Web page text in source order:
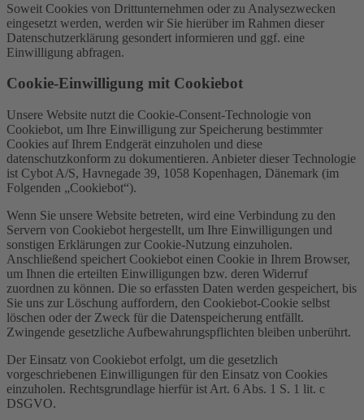
Soweit Cookies von Drittunternehmen oder zu Analysezwecken
eingesetzt werden, werden wir Sie hierüber im Rahmen dieser
Datenschutzerklärung gesondert informieren und ggf. eine
Einwilligung abfragen.
Cookie-Einwilligung mit Cookiebot
Unsere Website nutzt die Cookie-Consent-Technologie von
Cookiebot, um Ihre Einwilligung zur Speicherung bestimmter
Cookies auf Ihrem Endgerät einzuholen und diese
datenschutzkonform zu dokumentieren. Anbieter dieser Technologie
ist Cybot A/S, Havnegade 39, 1058 Kopenhagen, Dänemark (im
Folgenden „Cookiebot“).
Wenn Sie unsere Website betreten, wird eine Verbindung zu den
Servern von Cookiebot hergestellt, um Ihre Einwilligungen und
sonstigen Erklärungen zur Cookie-Nutzung einzuholen.
Anschließend speichert Cookiebot einen Cookie in Ihrem Browser,
um Ihnen die erteilten Einwilligungen bzw. deren Widerruf
zuordnen zu können. Die so erfassten Daten werden gespeichert, bis
Sie uns zur Löschung auffordern, den Cookiebot-Cookie selbst
löschen oder der Zweck für die Datenspeicherung entfällt.
Zwingende gesetzliche Aufbewahrungspflichten bleiben unberührt.
Der Einsatz von Cookiebot erfolgt, um die gesetzlich
vorgeschriebenen Einwilligungen für den Einsatz von Cookies
einzuholen. Rechtsgrundlage hierfür ist Art. 6 Abs. 1 S. 1 lit. c
DSGVO.